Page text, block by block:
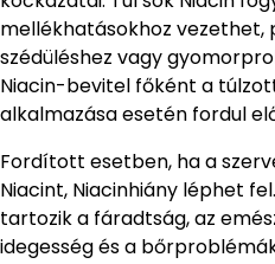
mellékhatásokhoz vezethet,
szédüléshez vagy
Niacin-bevitel főként a
alkalmazása esetén fordul
Fordított esetben, ha a
Niacint, Niacinhiány léphet
tartozik a fáradtság, az
idegesség és a